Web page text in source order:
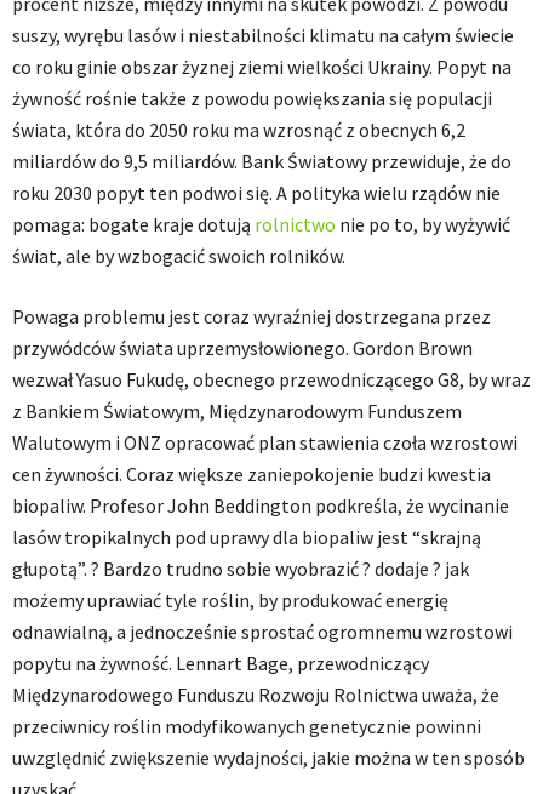
suszy, wyrębu lasów i niestabilności klimatu na całym świecie
co roku ginie obszar żyznej ziemi wielkości Ukrainy. Popyt na
żywność rośnie także z powodu powiększania się populacji
świata, która do 2050 roku ma wzrosnąć z obecnych 6,2
miliardów do 9,5 miliardów. Bank Światowy przewiduje, że do
roku 2030 popyt ten podwoi się. A polityka wielu rządów nie
pomaga: bogate kraje dotują rolnictwo nie po to, by wyżywić
świat, ale by wzbogacić swoich rolników.
Powaga problemu jest coraz wyraźniej dostrzegana przez
przywódców świata uprzemysłowionego. Gordon Brown
wezwał Yasuo Fukudę, obecnego przewodniczącego G8, by wraz
z Bankiem Światowym, Międzynarodowym Funduszem
Walutowym i ONZ opracować plan stawienia czoła wzrostowi
cen żywności. Coraz większe zaniepokojenie budzi kwestia
biopaliw. Profesor John Beddington podkreśla, że wycinanie
lasów tropikalnych pod uprawy dla biopaliw jest “skrajną
głupotą”. ? Bardzo trudno sobie wyobrazić ? dodaje ? jak
możemy uprawiać tyle roślin, by produkować energię
odnawialną, a jednocześnie sprostać ogromnemu wzrostowi
popytu na żywność. Lennart Bage, przewodniczący
Międzynarodowego Funduszu Rozwoju Rolnictwa uważa, że
przeciwnicy roślin modyfikowanych genetycznie powinni
uwzględnić zwiększenie wydajności, jakie można w ten sposób
uzyskać.